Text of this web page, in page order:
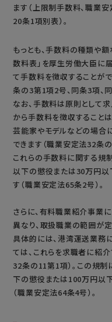
ます（上限制手数料、職業
20条1項別表）。
もっとも、手数料の種類や
数料表」を厚生労働大臣に
て手数料を徴収することが
条の3第1項2号、同条3項、
なお、手数料は原則として
から手数料を徴収すること
芸能家やモデルなどの場合
できます（職業安定法32条
これらの手数料に関する規
以下の懲役または30万円
す（職業安定法65条2号）。
さらに、有料職業紹介事業
異なり、取扱職業の範囲が
具体的には、港湾運送業務
ては、これらを求職者に紹
32条の11第1項）。この規
下の懲役または100万円以
（職業安定法64条4号）。